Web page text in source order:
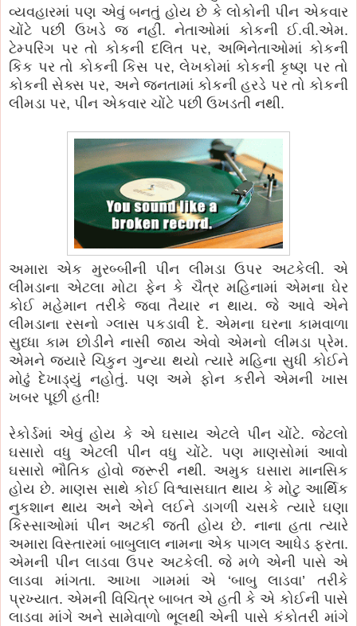
વ્યવહારમાં પણ એવું બનતું હોય છે કે લોકોની પીન એકવાર
ચોંટે પછી ઉખડે જ નહીં. નેતાઓમાં કોકની ઈ.વી.એમ.
ટેમ્પરિંગ પર તો કોકની દલિત પર, અભિનેતાઓમાં કોકની
કિક પર તો કોકની કિસ પર, લેખકોમાં કોકની કૃષ્ણ પર તો
કોકની સેક્સ પર, અને જનતામાં કોકની હરડે પર તો કોકની
લીમડા પર, પીન એકવાર ચોંટે પછી ઉખડતી નથી.
અમારા એક મુરબ્બીની પીન લીમડા ઉપર અટકેલી. એ
લીમડાના એટલા મોટા ફેન કે ચૈત્ર મહિનામાં એમના ઘેર
કોઈ મહેમાન તરીકે જવા તૈયાર ન થાય. જે આવે એને
લીમડાના રસનો ગ્લાસ પકડાવી દે. એમના ઘરના કામવાળા
સુધ્ધા કામ છોડીને નાસી જાય એવો એમનો લીમડા પ્રેમ.
એમને જયારે ચિકુન ગુન્યા થયો ત્યારે મહિના સુધી કોઈને
મોઢું દેખાડ્યું નહોતું. પણ અમે ફોન કરીને એમની ખાસ
ખબર પૂછી હતી!
રેકોર્ડમાં એવું હોય કે એ ઘસાય એટલે પીન ચોંટે. જેટલો
ઘસારો વધુ એટલી પીન વધુ ચોંટે. પણ માણસોમાં આવો
ઘસારો ભૌતિક હોવો જરૂરી નથી. અમુક ઘસારા માનસિક
હોય છે. માણસ સાથે કોઈ વિશ્વાસઘાત થાય કે મોટુ આર્થિક
નુકશાન થાય અને એને લઈને ડાગળી ચસકે ત્યારે ઘણા
કિસ્સાઓમાં પીન અટકી જતી હોય છે. નાના હતા ત્યારે
અમારા વિસ્તારમાં બાબુલાલ નામના એક પાગલ આધેડ ફરતા.
એમની પીન લાડવા ઉપર અટકેલી. જે મળે એની પાસે એ
લાડવા માંગતા. આખા ગામમાં એ ‘બાબુ લાડવા’ તરીકે
પ્રખ્યાત. એમની વિચિત્ર બાબત એ હતી કે એ કોઈની પાસે
લાડવા માંગે અને સામેવાળો ભૂલથી એની પાસે કંકોતરી માંગે